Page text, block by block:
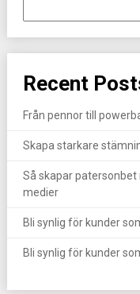
Recent
Från pennor till
Skapa starkare
Så skapar
medier
Bli synlig för kunder
Bli synlig för kunder